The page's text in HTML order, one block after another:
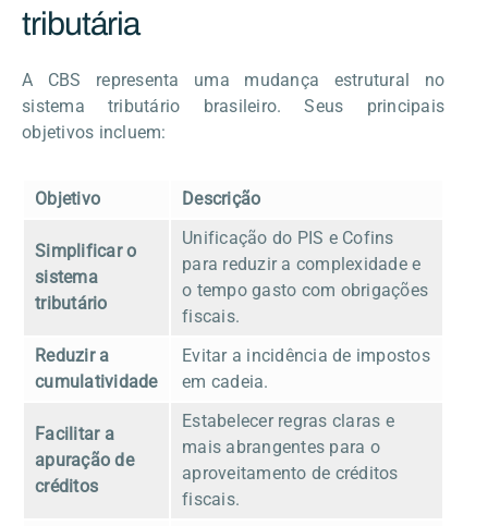
tributária
A CBS representa uma mudança estrutural no
sistema tributário brasileiro. Seus principais
objetivos incluem:
Objetivo Descrição
Simplificar o
sistema
tributário
Unificação do PIS e Cofins
para reduzir a complexidade e
o tempo gasto com obrigações
fiscais.
Reduzir a
cumulatividade
Evitar a incidência de impostos
em cadeia.
Facilitar a
apuração de
créditos
Estabelecer regras claras e
mais abrangentes para o
aproveitamento de créditos
fiscais.